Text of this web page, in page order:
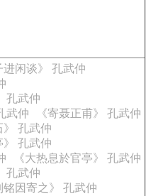
进闲谈》 孔武仲
孔武仲
武仲
《寄聂正甫》 孔武仲
》 孔武仲
》 孔武仲
《大热息於官亭》 孔武仲
孔武仲
铭因寄之》 孔武仲